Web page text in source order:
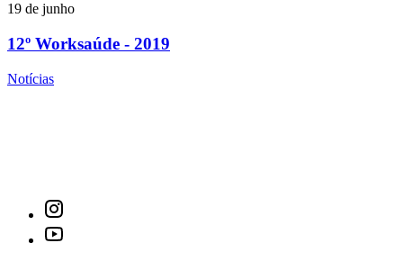
19 de junho
12º Worksaúde - 2019
Notícias